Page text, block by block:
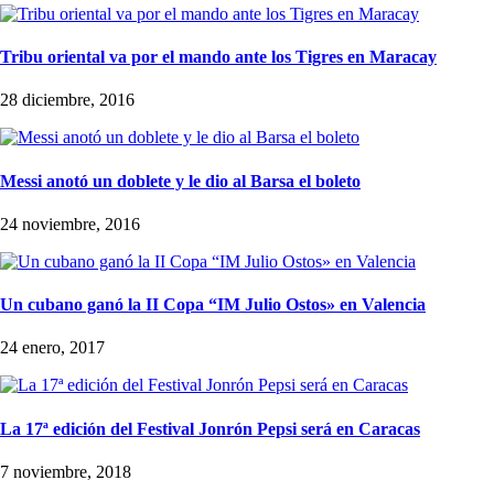
Tribu oriental va por el mando ante los Tigres en Maracay
28 diciembre, 2016
Messi anotó un doblete y le dio al Barsa el boleto
24 noviembre, 2016
Un cubano ganó la II Copa “IM Julio Ostos» en Valencia
24 enero, 2017
La 17ª edición del Festival Jonrón Pepsi será en Caracas
7 noviembre, 2018